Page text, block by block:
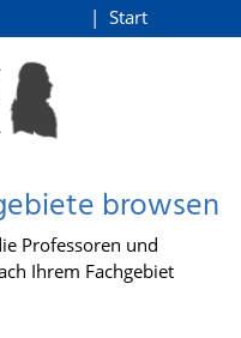
Start
browsen
Professoren und
Ihrem Fachgebiet